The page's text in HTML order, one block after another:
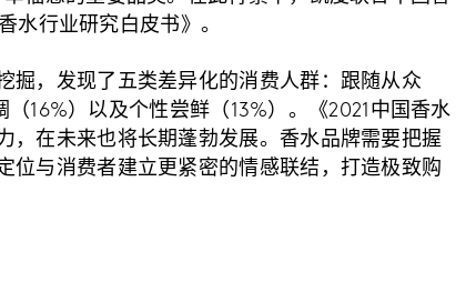
水行业研究白皮书》。
掘，发现了五类差异化的消费人群：跟随从众
16%）以及个性尝鲜（13%）。《2021中国香水
，在未来也将长期蓬勃发展。香水品牌需要把握
位与消费者建立更紧密的情感联结，打造极致购